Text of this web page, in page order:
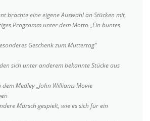
brachte eine eigene Auswahl an Stücken mit,
Programm unter dem Motto „Ein buntes
Geschenk zum Muttertag“
sich unter anderem bekannte Stücke aus
Medley „John Williams Movie
Marsch gespielt, wie es sich für ein